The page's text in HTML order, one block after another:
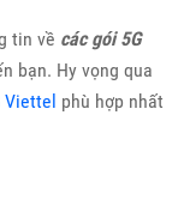
tin về các gói 5G
bạn. Hy vọng qua
Viettel phù hợp nhất